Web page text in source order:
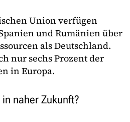
Union verfügen
und Rumänien über
als Deutschland.
nur sechs Prozent der
in Europa.
naher Zukunft?